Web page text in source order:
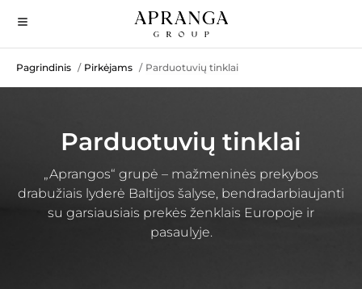
Pagrindinis / Pirkėjams / Parduotuvių tinklai
Parduotuvių tinklai
„Aprangos“ grupė – mažmeninės prekybos
drabužiais lyderė Baltijos šalyse, bendradarbiaujanti
su garsiausiais prekės ženklais Europoje ir
pasaulyje.